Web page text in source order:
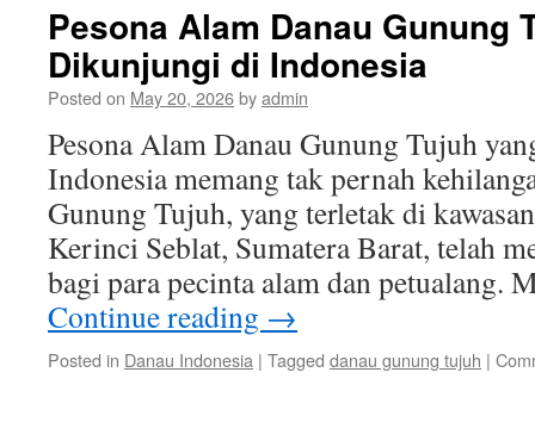
Pesona Alam Danau Gunung
Dikunjungi di Indonesia
Posted on May 20, 2026byadmin
Pesona Alam Danau Gunung Tujuh
Indonesia memang tak pernah
Gunung Tujuh, yang terletak di
Kerinci Seblat, Sumatera Barat, telah
bagi para pecinta alam dan petualang.
Continue reading →
Posted in Danau Indonesia | Tagged danau gunung tujuh |